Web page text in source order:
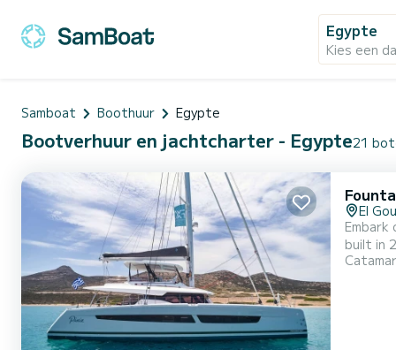
Egypte
Kies een
Samboat Boothuur Egypte
Bootverhuur en jachtcharter - Egypte21
El
built in 2022
people.